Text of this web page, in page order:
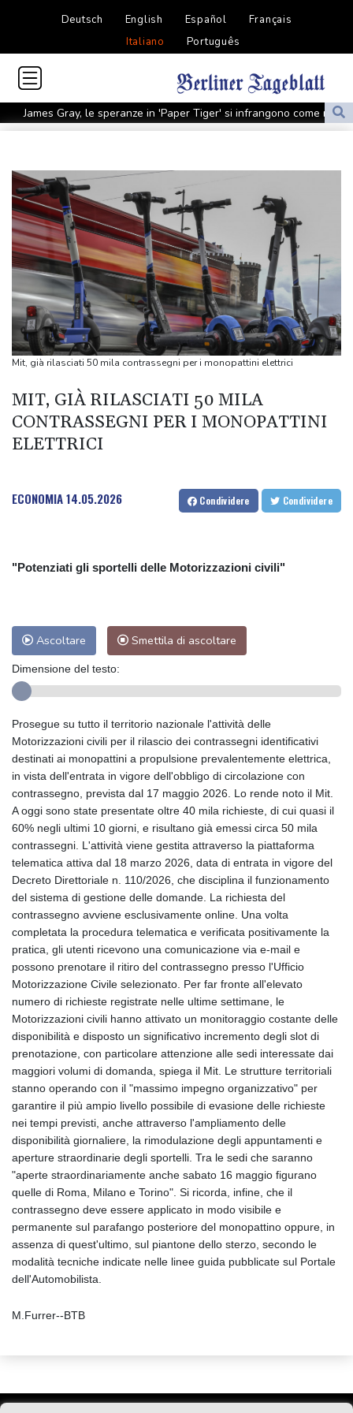
Deutsch English Español
Français
Italiano
Português
James Gray, le speranze in 'Paper Tiger' si infrangono come nel
mito greco
edifici civili'
Europei atletica: Maria Perez sfida l'amica Palmisano, "è la mia
motivazione"
La 'Scala di Seta' al Rof, 'ci divertiamo come matti'
Media Iran, 'Mojtaba Khamenei ha incontrato il presidente
Pezeshkian'
Media Iran, 'Mojtaba Khamenei ha incontrato il presidente
Pezeshkian'
L'estate che finì due volte, l'infanzia nella Sardegna di Matteo
Sindacato medici, 'in estate accessi al pronto soccorso
aumentano del 15%'
Netanyahu respinge il piano Usa, 'no al ritiro dell'Idf senza il
Netanyahu respinge il piano Usa, 'no al ritiro dell'Idf senza il
Mit, già rilasciati 50 mila contrassegni per i monopattini elettrici
MIT, GIÀ RILASCIATI 50 MILA
CONTRASSEGNI PER I MONOPATTINI
ELETTRICI
ECONOMIA14.05.2026 Condividere Condividere
"Potenziati gli sportelli delle Motorizzazioni civili"
Ascoltare Smettila di ascoltare
Dimensione del testo:
Prosegue su tutto il territorio nazionale l'attività delle
Motorizzazioni civili per il rilascio dei contrassegni identificativi
destinati ai monopattini a propulsione prevalentemente elettrica,
in vista dell'entrata in vigore dell'obbligo di circolazione con
contrassegno, prevista dal 17 maggio 2026. Lo rende noto il Mit.
A oggi sono state presentate oltre 40 mila richieste, di cui quasi il
60% negli ultimi 10 giorni, e risultano già emessi circa 50 mila
contrassegni. L'attività viene gestita attraverso la piattaforma
telematica attiva dal 18 marzo 2026, data di entrata in vigore del
Decreto Direttoriale n. 110/2026, che disciplina il funzionamento
del sistema di gestione delle domande. La richiesta del
contrassegno avviene esclusivamente online. Una volta
completata la procedura telematica e verificata positivamente la
pratica, gli utenti ricevono una comunicazione via e-mail e
possono prenotare il ritiro del contrassegno presso l'Ufficio
Motorizzazione Civile selezionato. Per far fronte all'elevato
numero di richieste registrate nelle ultime settimane, le
Motorizzazioni civili hanno attivato un monitoraggio costante delle
disponibilità e disposto un significativo incremento degli slot di
prenotazione, con particolare attenzione alle sedi interessate dai
maggiori volumi di domanda, spiega il Mit. Le strutture territoriali
stanno operando con il "massimo impegno organizzativo" per
garantire il più ampio livello possibile di evasione delle richieste
nei tempi previsti, anche attraverso l'ampliamento delle
disponibilità giornaliere, la rimodulazione degli appuntamenti e
aperture straordinarie degli sportelli. Tra le sedi che saranno
"aperte straordinariamente anche sabato 16 maggio figurano
quelle di Roma, Milano e Torino". Si ricorda, infine, che il
contrassegno deve essere applicato in modo visibile e
permanente sul parafango posteriore del monopattino oppure, in
assenza di quest'ultimo, sul piantone dello sterzo, secondo le
modalità tecniche indicate nelle linee guida pubblicate sul Portale
dell'Automobilista.
M.Furrer--BTB